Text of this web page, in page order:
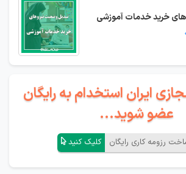
خرید خدمات آموزشی
ایران استخدام به رایگان
عضو شوید...
رزومه کاری رایگان کلیک کنید